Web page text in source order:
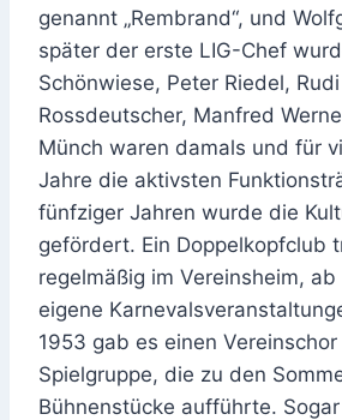
genannt „Rembrand“, und
später der erste LIG-Chef
Schönwiese, Peter Riedel,
Rossdeutscher, Manfred
Münch waren damals und für
Jahre die aktivsten
fünfziger Jahren wurde die
gefördert. Ein Doppelkopfclub
regelmäßig im Vereinsheim,
eigene
1953 gab es einen
Spielgruppe, die zu den
Bühnenstücke aufführte.